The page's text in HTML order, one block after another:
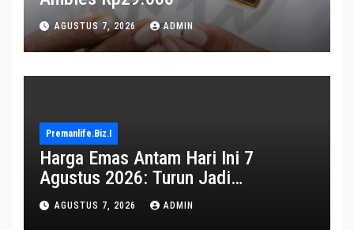
AGUSTUS 7, 2026 ADMIN
Premanlife.biz.i
Harga Emas Antam Hari Ini 7
Agustus 2026: Turun Jadi
Rp2.650.000
AGUSTUS 7, 2026 ADMIN